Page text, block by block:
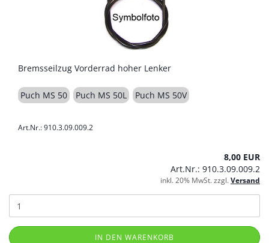
Bremsseilzug Vorderrad hoher Lenker
Puch MS 50 Puch MS 50L Puch MS 50V
Art.Nr.: 910.3.09.009.2
8,00 EUR
Art.Nr.: 910.3.09.009.2
inkl. 20% MwSt. zzgl.Versand
IN DEN WARENKORB